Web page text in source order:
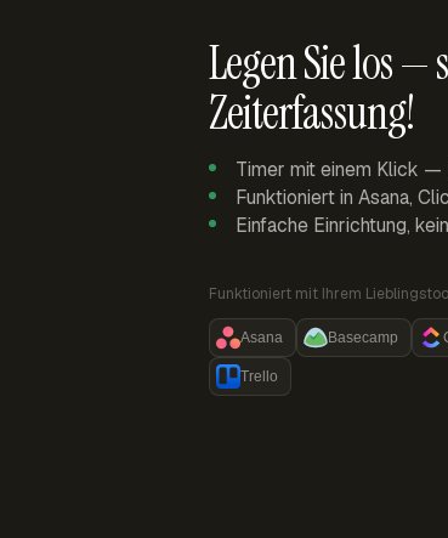
Legen Sie los —
Zeiterfassung!
Timer mit einem Klick
Funktioniert in Asana,
Einfache Einrichtung,
Funktioniert mit Ihrem
Asana Basecamp
Trello